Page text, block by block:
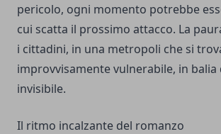
pericolo, ogni momento potrebbe
cui scatta il prossimo attacco. La
i cittadini, in una metropoli che si
improvvisamente vulnerabile, in balia
invisibile.
Il ritmo incalzante del romanzo